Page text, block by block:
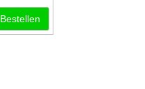
Bestellen